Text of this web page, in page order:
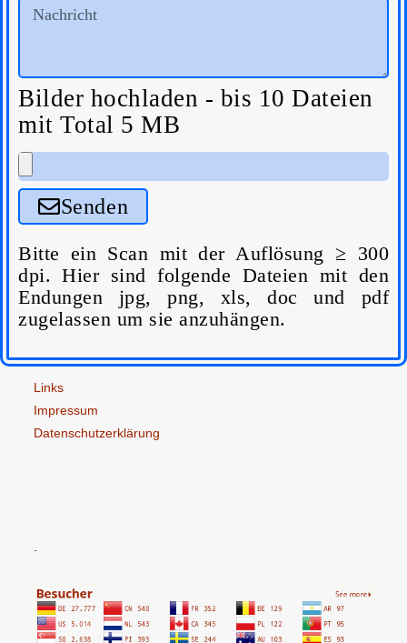
Bilder hochladen - bis 10 Dateien
mit Total 5 MB
Senden
Bitte ein Scan mit der Auflösung ≥ 300
dpi. Hier sind folgende Dateien mit den
Endungen jpg, png, xls, doc und pdf
zugelassen um sie anzuhängen.
Links
Impressum
Datenschutzerklärung
.